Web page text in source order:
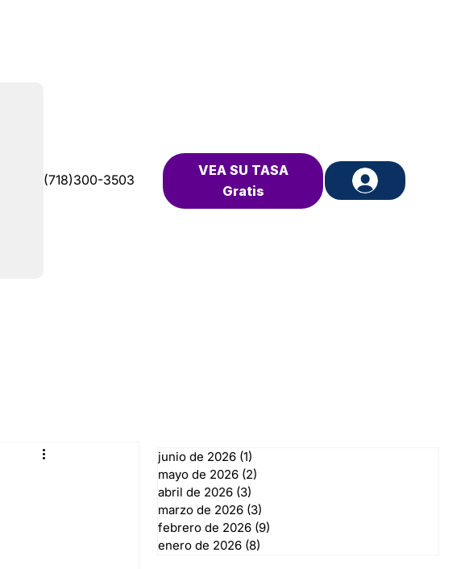
(718)300-3503
VEA SU TASA
Gratis
junio de 2026 (1)
mayo de 2026 (2)
abril de 2026 (3)
marzo de 2026 (3)
febrero de 2026 (9)
enero de 2026 (8)